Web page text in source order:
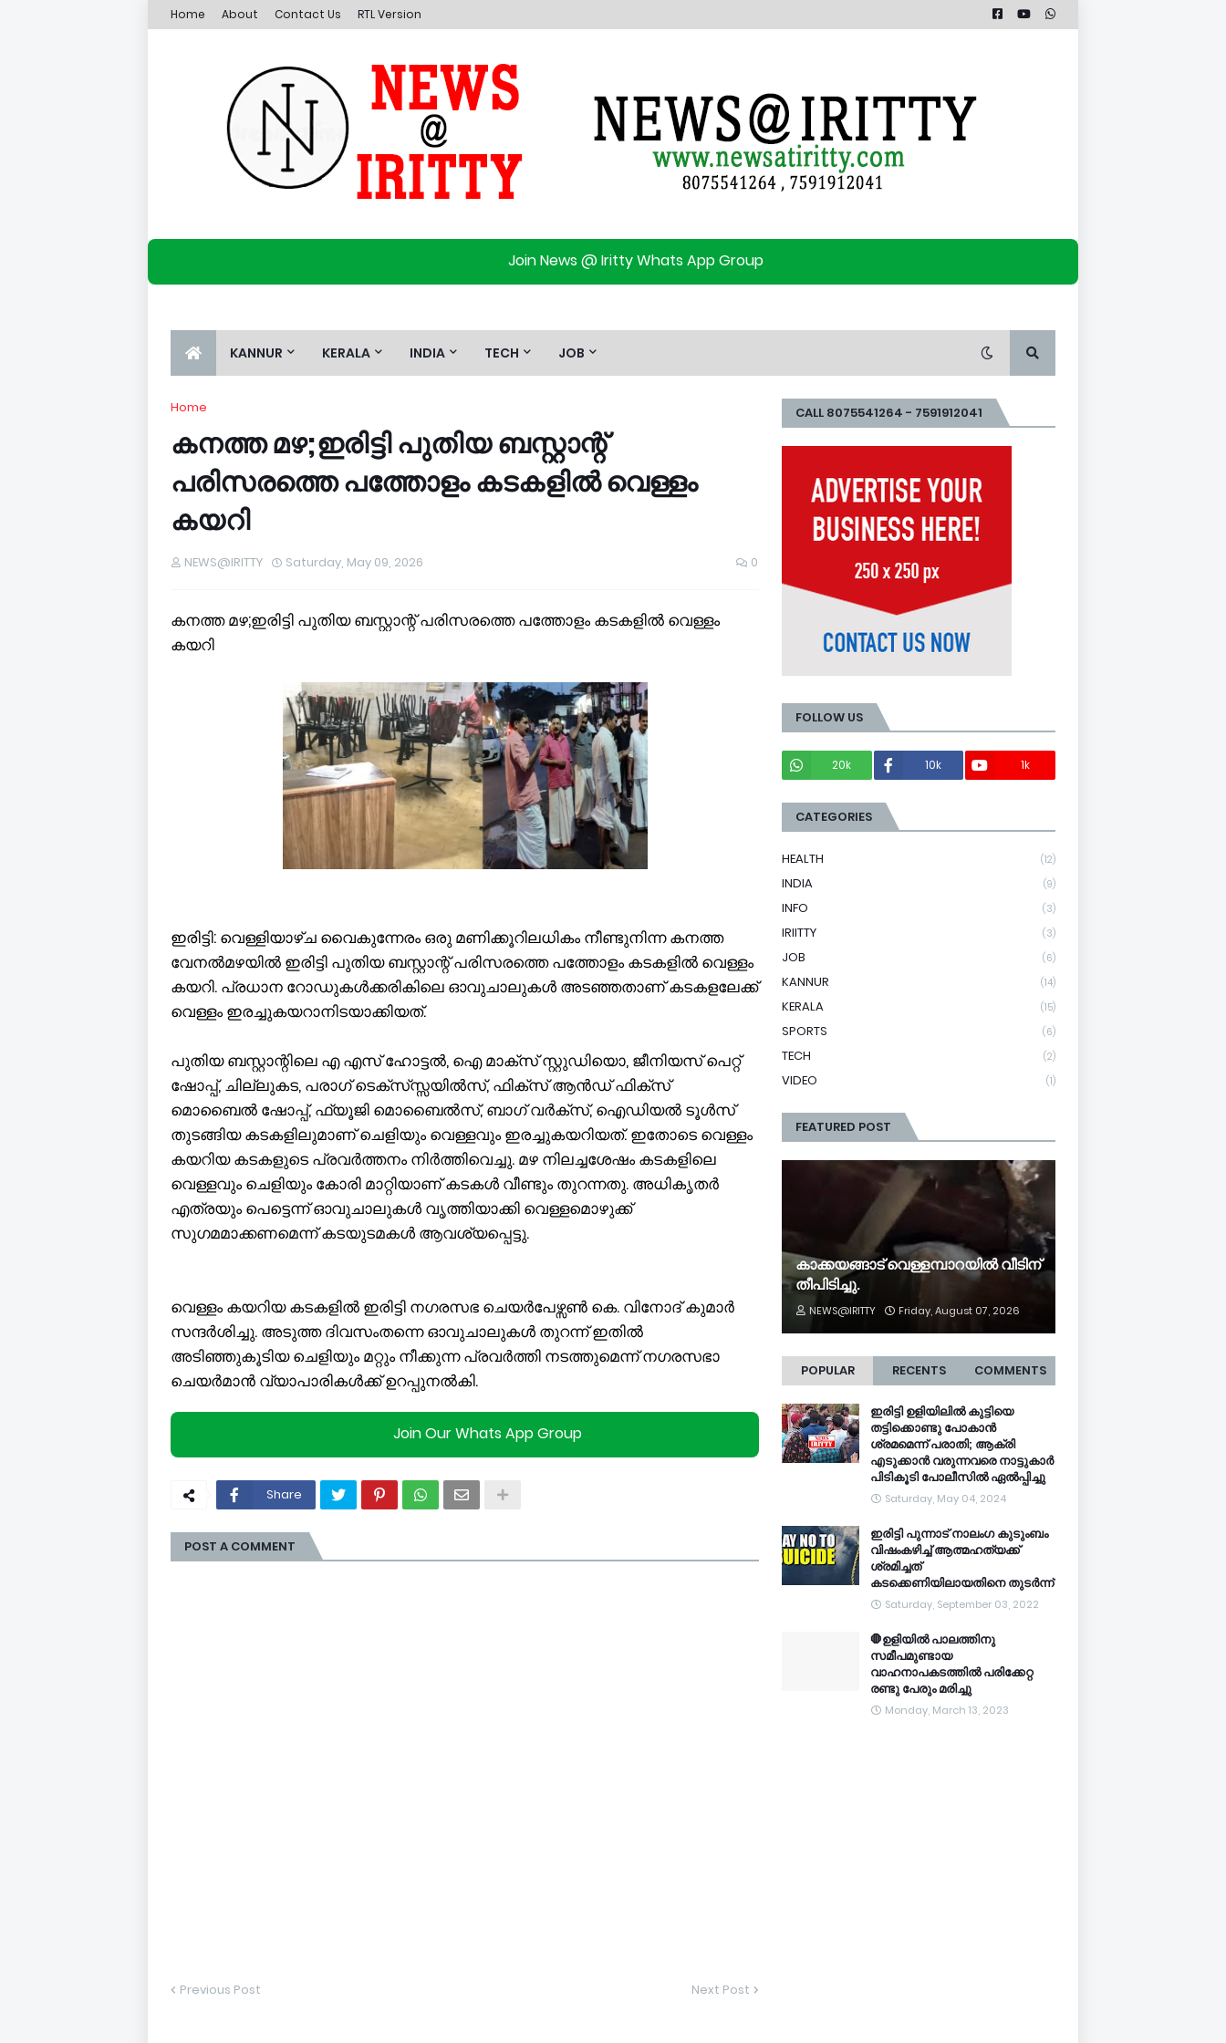
Home About Contact Us RTL Version
Join News @ Iritty Whats App Group
KANNUR KERALA INDIA TECH JOB
Home
കനത്ത മഴ;ഇരിട്ടി പുതിയ ബസ്റ്റാന്റ്‌
പരിസരത്തെ പത്തോളം കടകളിൽ വെള്ളം
കയറി
NEWS@IRITTY Saturday, May 09, 2026 0
കനത്ത മഴ;ഇരിട്ടി പുതിയ ബസ്റ്റാന്റ്‌ പരിസരത്തെ പത്തോളം കടകളിൽ വെള്ളം
കയറി
ഇരിട്ടി: വെള്ളിയാഴ്ച വൈകുന്നേരം ഒരു മണിക്കൂറിലധികം നീണ്ടുനിന്ന കനത്ത
വേനൽമഴയിൽ ഇരിട്ടി പുതിയ ബസ്റ്റാന്റ്‌ പരിസരത്തെ പത്തോളം കടകളിൽ വെള്ളം
കയറി. പ്രധാന റോഡുകൾക്കരികിലെ ഓവുചാലുകൾ അടഞ്ഞതാണ്‌ കടകളലേക്ക്‌
വെള്ളം ഇരച്ചുകയറാനിടയാക്കിയത്.
പുതിയ ബസ്റ്റാന്റിലെ എ എസ്‌ ഹോട്ടൽ, ഐ മാക്സ്‌ സ്റ്റുഡിയൊ, ജീനിയസ്‌ പെറ്റ്‌
ഷോപ്പ്‌, ചില്ലുകട, പരാഗ്‌ ടെക്സ്‌സ്സയിൽസ്‌, ഫിക്സ് ആൻഡ്‌ ഫിക്സ്‌
മൊബൈൽ ഷോപ്പ്‌, ഫ്യൂജി മൊബൈൽസ്‌, ബാഗ്‌ വർക്‌സ്‌, ഐഡിയൽ ടൂൾസ്‌
തുടങ്ങിയ കടകളിലുമാണ് ചെളിയും വെള്ളവും ഇരച്ചുകയറിയത്. ഇതോടെ വെള്ളം
കയറിയ കടകളുടെ പ്രവർത്തനം നിർത്തിവെച്ചു. മഴ നിലച്ചശേഷം കടകളിലെ
വെള്ളവും ചെളിയും കോരി മാറ്റിയാണ് കടകൾ വീണ്ടും തുറന്നതു. അധികൃതർ
എത്രയും പെട്ടെന്ന് ഓവുചാലുകൾ വൃത്തിയാക്കി വെള്ളമൊഴുക്ക്
സുഗമമാക്കണമെന്ന് കടയുടമകൾ ആവശ്യപ്പെട്ടു.
വെള്ളം കയറിയ കടകളിൽ ഇരിട്ടി നഗരസഭ ചെയർപേഴ്സൺ കെ. വിനോദ് കുമാർ
സന്ദർശിച്ചു. അടുത്ത ദിവസംതന്നെ ഓവുചാലുകൾ തുറന്ന് ഇതിൽ
അടിഞ്ഞുകൂടിയ ചെളിയും മറ്റും നീക്കുന്ന പ്രവർത്തി നടത്തുമെന്ന് നഗരസഭാ
ചെയർമാൻ വ്യാപാരികൾക്ക് ഉറപ്പുനൽകി.
Join Our Whats App Group
Share
POST A COMMENT
Previous Post Next Post
CALL 8075541264 - 7591912041
FOLLOW US
20k
10k 1k
CATEGORIES
HEALTH (12)
INDIA (9)
INFO (3)
IRIITTY (3)
JOB (6)
KANNUR (14)
KERALA (15)
SPORTS (6)
TECH (2)
VIDEO (1)
FEATURED POST
കാക്കയങ്ങാട് വെള്ളമ്പാറയിൽ വീടിന്
തീപിടിച്ചു.
NEWS@IRITTY Friday, August 07, 2026
POPULAR RECENTS COMMENTS
ഇരിട്ടി ഉളിയിലിൽ കുട്ടിയെ
തട്ടിക്കൊണ്ടു പോകാൻ
ശ്രമമെന്ന് പരാതി; ആക്രി
എടുക്കാൻ വരുന്നവരെ നാട്ടുകാർ
പിടികൂടി പോലീസിൽ ഏൽപ്പിച്ചു
Saturday, May 04, 2024
ഇരിട്ടി പുന്നാട് നാലംഗ കുടുംബം
വിഷംകഴിച്ച്‌ ആത്മഹത്യക്ക്
ശ്രമിച്ചത്
കടക്കെണിയിലായതിനെ തുടർന്ന്
Saturday, September 03, 2022
🛑ഉളിയിൽ പാലത്തിനു
സമീപമുണ്ടായ
വാഹനാപകടത്തിൽ പരിക്കേറ്റ
രണ്ടു പേരും മരിച്ചു
Monday, March 13, 2023